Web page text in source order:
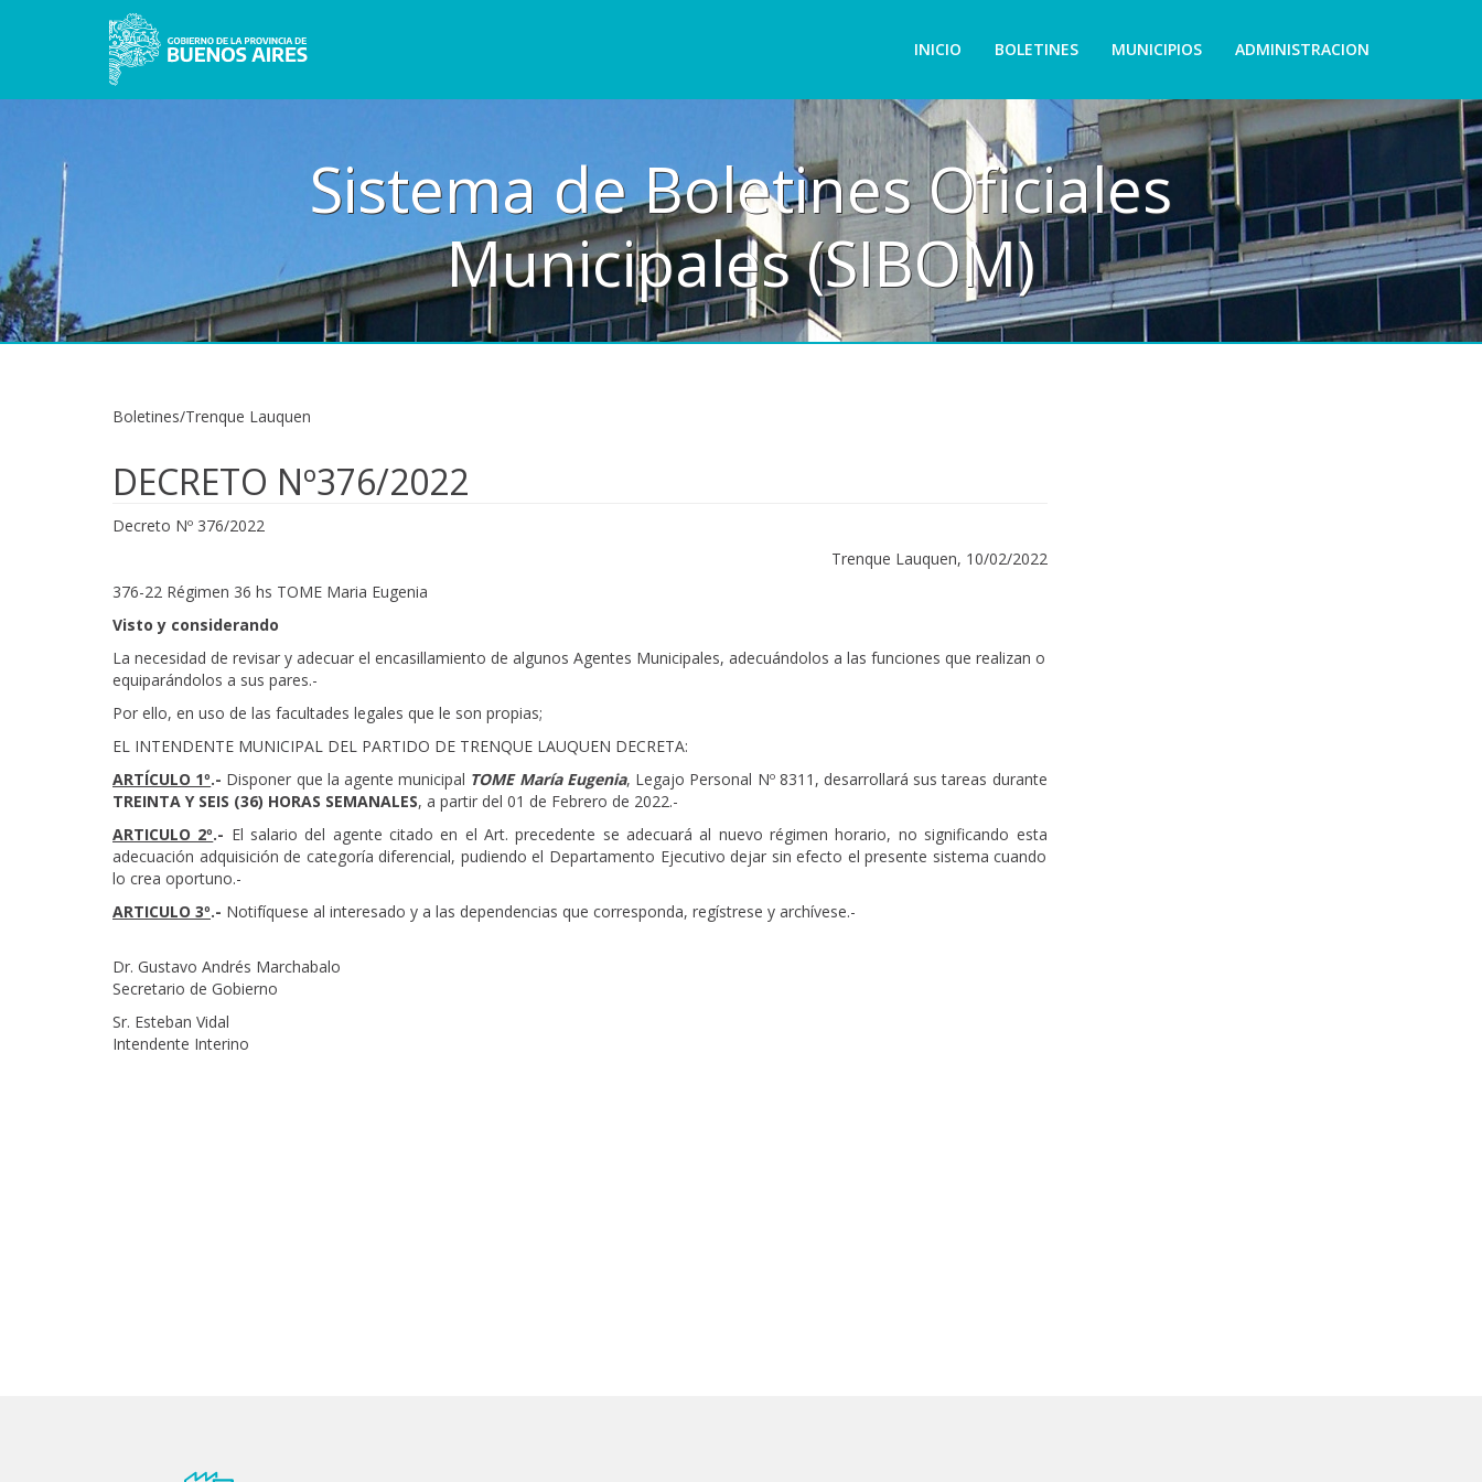
INICIO BOLETINES MUNICIPIOS ADMINISTRACION
Sistema de Boletines Oficiales
Municipales (SIBOM)
Boletines/Trenque Lauquen
DECRETO Nº376/2022
Decreto Nº 376/2022
Trenque Lauquen, 10/02/2022
376-22 Régimen 36 hs TOME Maria Eugenia
Visto y considerando
La necesidad de revisar y adecuar el encasillamiento de algunos Agentes Municipales, adecuándolos a las funciones que realizan o
equiparándolos a sus pares.-
Por ello, en uso de las facultades legales que le son propias;
EL INTENDENTE MUNICIPAL DEL PARTIDO DE TRENQUE LAUQUEN DECRETA:
ARTÍCULO 1º.- Disponer que la agente municipal TOME María Eugenia, Legajo Personal Nº 8311, desarrollará sus tareas durante
TREINTA Y SEIS (36) HORAS SEMANALES, a partir del 01 de Febrero de 2022.-
ARTICULO 2º.- El salario del agente citado en el Art. precedente se adecuará al nuevo régimen horario, no significando esta
adecuación adquisición de categoría diferencial, pudiendo el Departamento Ejecutivo dejar sin efecto el presente sistema cuando
lo crea oportuno.-
ARTICULO 3º.- Notifíquese al interesado y a las dependencias que corresponda, regístrese y archívese.-
Dr. Gustavo Andrés Marchabalo
Secretario de Gobierno
Sr. Esteban Vidal
Intendente Interino